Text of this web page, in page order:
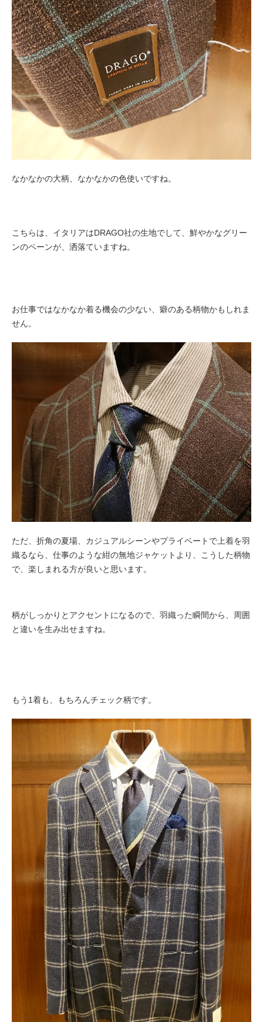
なかなかの大柄、なかなかの色使いですね。
こちらは、イタリアはDRAGO社の生地でして、鮮やかなグリー
ンのペーンが、洒落ていますね。
お仕事ではなかなか着る機会の少ない、癖のある柄物かもしれま
せん。
ただ、折角の夏場、カジュアルシーンやプライベートで上着を羽
織るなら、仕事のような紺の無地ジャケットより、こうした柄物
で、楽しまれる方が良いと思います。
柄がしっかりとアクセントになるので、羽織った瞬間から、周囲
と違いを生み出せますね。
もう1着も、もちろんチェック柄です。